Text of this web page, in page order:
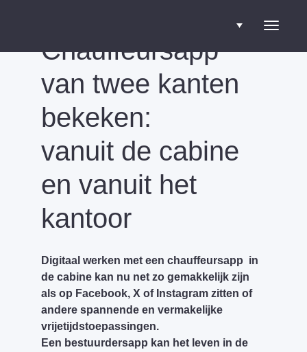
Chauffeursapp
van twee kanten
bekeken:
vanuit de cabine
en vanuit het
kantoor
Digitaal werken met een chauffeursapp in
de cabine kan nu net zo gemakkelijk zijn
als op Facebook, X of Instagram zitten of
andere spannende en vermakelijke
vrijetijdstoepassingen.
Een bestuurdersapp kan het leven in de